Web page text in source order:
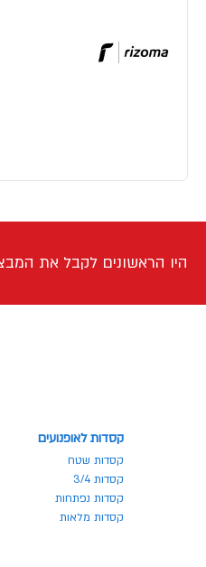
היו הראשונים לקבל את
קסדות לאופנועים
קסדות שטח
קסדות 3/4
קסדות נפתחות
קסדות מלאות